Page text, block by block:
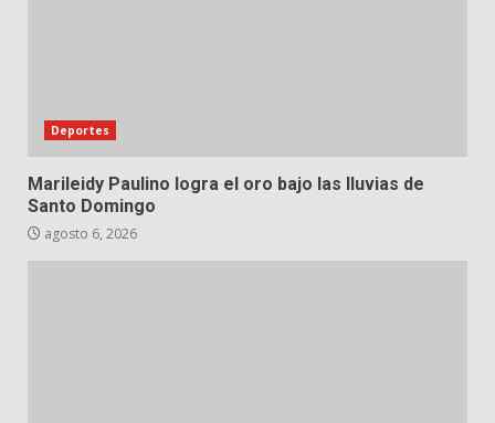
Deportes
Marileidy Paulino logra el oro bajo las lluvias de
Santo Domingo
agosto 6, 2026